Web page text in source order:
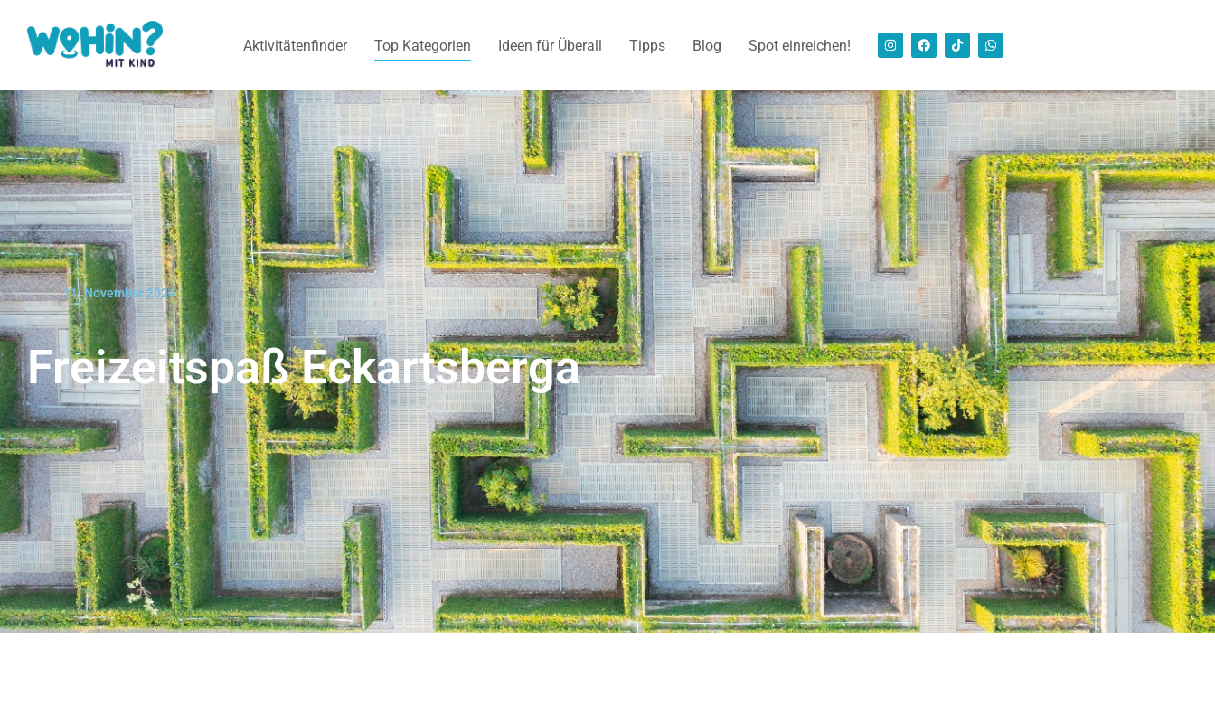
Aktivitätenfinder Top Kategorien Ideen für Überall Tipps Blog Spot einreichen!
11. November 2024
Freizeitspaß Eckartsberga